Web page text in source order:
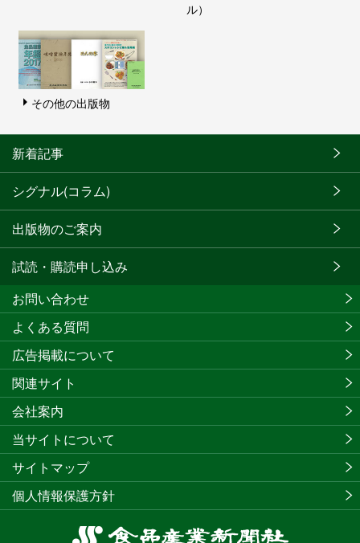
ル）
その他の出版物
新着記事
シグナル(コラム)
出版物のご案内
試読・購読申し込み
食
お問い合わせ
よくある質問
広告掲載について
関連サイト
会社案内
当サイトについて
サイトマップ
個人情報保護方針